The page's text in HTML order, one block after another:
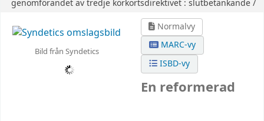
genomförandet av tredje körkortsdirektivet : slutbetänkande /
Bild från Syndetics
Normalvy
MARC-vy
ISBD-vy
En reformerad